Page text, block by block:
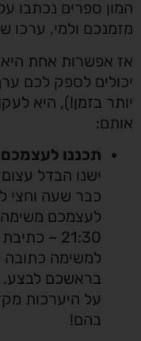
ספרים נכתבו על
ולמי, ערכו של
אפשרות אחת היא
לספק לכם ערך,
בזמן!), היא לעקוב
תכננו לעצמכם
ישנו הבדל עצום
כבר שעה וחצי
21:30 – כתיבת
למשימה כתובה
בראשכם לבצע.
על היערכות
בהם!